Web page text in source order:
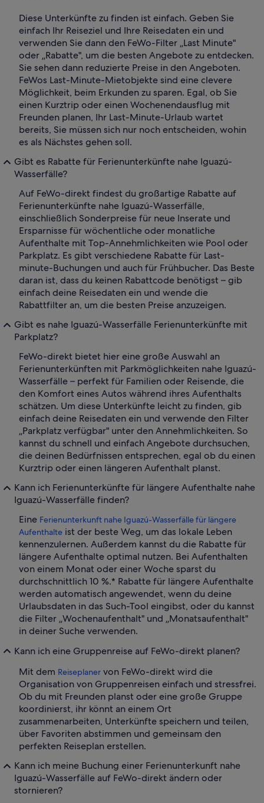
Diese Unterkünfte zu finden ist einfach. Geben Sie
einfach Ihr Reiseziel und Ihre Reisedaten ein und
verwenden Sie dann den FeWo-Filter „Last Minute"
oder „Rabatte", um die besten Angebote zu entdecken.
Sie sehen dann reduzierte Preise in den Angeboten.
FeWos Last-Minute-Mietobjekte sind eine clevere
Möglichkeit, beim Erkunden zu sparen. Egal, ob Sie
einen Kurztrip oder einen Wochenendausflug mit
Freunden planen, Ihr Last-Minute-Urlaub wartet
bereits, Sie müssen sich nur noch entscheiden, wohin
es als Nächstes gehen soll.
Gibt es Rabatte für Ferienunterkünfte nahe Iguazú-
Wasserfälle?
Auf FeWo-direkt findest du großartige Rabatte auf
Ferienunterkünfte nahe Iguazú-Wasserfälle,
einschließlich Sonderpreise für neue Inserate und
Ersparnisse für wöchentliche oder monatliche
Aufenthalte mit Top-Annehmlichkeiten wie Pool oder
Parkplatz. Es gibt verschiedene Rabatte für Last-
minute-Buchungen und auch für Frühbucher. Das Beste
daran ist, dass du keinen Rabattcode benötigst – gib
einfach deine Reisedaten ein und wende die
Rabattfilter an, um die besten Preise anzuzeigen.
Gibt es nahe Iguazú-Wasserfälle Ferienunterkünfte mit
Parkplatz?
FeWo-direkt bietet hier eine große Auswahl an
Ferienunterkünften mit Parkmöglichkeiten nahe Iguazú-
Wasserfälle – perfekt für Familien oder Reisende, die
den Komfort eines Autos während ihres Aufenthalts
schätzen. Um diese Unterkünfte leicht zu finden, gib
einfach deine Reisedaten ein und verwende den Filter
„Parkplatz verfügbar" unter den Annehmlichkeiten. So
kannst du schnell und einfach Angebote durchsuchen,
die deinen Bedürfnissen entsprechen, egal ob du einen
Kurztrip oder einen längeren Aufenthalt planst.
Kann ich Ferienunterkünfte für längere Aufenthalte nahe
Iguazú-Wasserfälle finden?
Eine Ferienunterkunft nahe Iguazú-Wasserfälle für längere
Aufenthalte ist der beste Weg, um das lokale Leben
kennenzulernen. Außerdem kannst du die Rabatte für
längere Aufenthalte optimal nutzen. Bei Aufenthalten
von einem Monat oder einer Woche sparst du
durchschnittlich 10 %.* Rabatte für längere Aufenthalte
werden automatisch angewendet, wenn du deine
Urlaubsdaten in das Such-Tool eingibst, oder du kannst
die Filter „Wochenaufenthalt" und „Monatsaufenthalt"
in deiner Suche verwenden.
Kann ich eine Gruppenreise auf FeWo-direkt planen?
Mit dem Reiseplaner von FeWo-direkt wird die
Organisation von Gruppenreisen einfach und stressfrei.
Ob du mit Freunden planst oder eine große Gruppe
koordinierst, ihr könnt an einem Ort
zusammenarbeiten, Unterkünfte speichern und teilen,
über Favoriten abstimmen und gemeinsam den
perfekten Reiseplan erstellen.
Kann ich meine Buchung einer Ferienunterkunft nahe
Iguazú-Wasserfälle auf FeWo-direkt ändern oder
stornieren?